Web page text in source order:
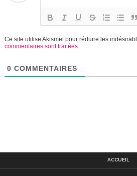
Ce site utilise Akismet pour réduire les
commentaires sont traitées.
0 COMMENTAIRES
ACCUEIL